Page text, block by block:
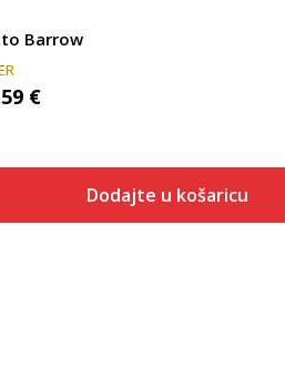
Barrow
€
Dodajte u košaricu